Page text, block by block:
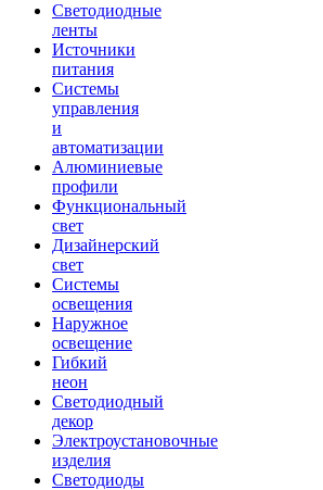
Светодиодные
ленты
Источники
питания
Системы
управления
и
автоматизации
Алюминиевые
профили
Функциональный
свет
Дизайнерский
свет
Системы
освещения
Наружное
освещение
Гибкий
неон
Светодиодный
декор
Электроустановочные
изделия
Светодиоды